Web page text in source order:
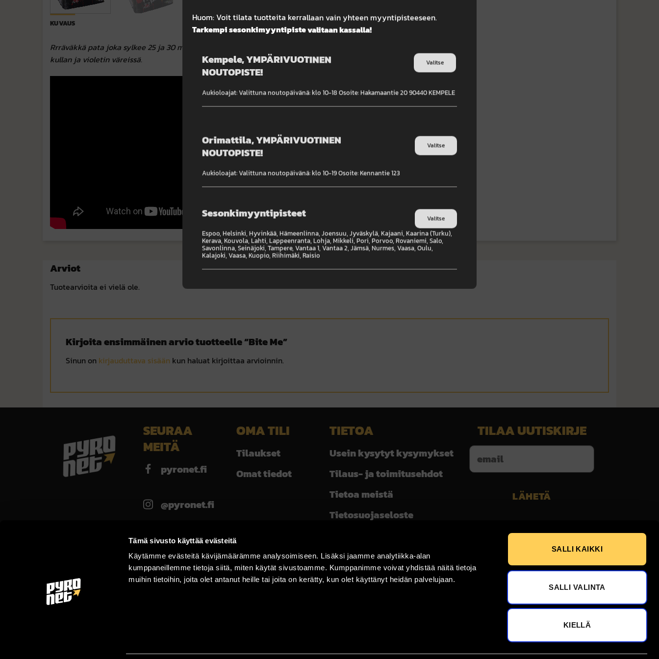
Tämä sivusto käyttää evästeitä
Käytämme evästeitä kävijämäärämme analysoimiseen. Lisäksi jaamme analytiikka-alan
kumppaneillemme tietoja siitä, miten käytät sivustoamme. Kumppanimme voivat yhdistää näitä tietoja
muihin tietoihin, joita olet antanut heille tai joita on kerätty, kun olet käyttänyt heidän palvelujaan.
SALLI KAIKKI
SALLI VALINTA
KIELLÄ
KUVAUS
Rrräväkkä pata joka sylkee 25 ja 30 millistä paukkua taivaalle punaisen,
kullan ja violetin väreissä.
Arviot
Tuotearvioita ei vielä ole.
Kirjoita ensimmäinen arvio tuotteelle “Bite Me”
Sinun on kirjauduttava sisään kun haluat kirjoittaa arvioinnin.
SEURAA
MEITÄ
pyronet.fi
@pyronet.fi
pyronet
pyronet0
OMA TILI
Tilaukset
Omat tiedot
TIETOA
Usein kysytyt kysymykset
Tilaus- ja toimitusehdot
Tietoa meistä
Tietosuojaseloste
(WhatsApp)
0401993999
TILAA UUTISKIRJE
Huom: Voit tilata tuotteita kerrallaan vain yhteen myyntipisteeseen.
Tarkempi sesonkimyyntipiste valitaan kassalla!
Kempele, YMPÄRIVUOTINEN
NOUTOPISTE!
Aukioloajat: Valittuna noutopäivänä: klo 10-18 Osoite: Hakamaantie 20 90440 KEMPELE
Valitse
Orimattila, YMPÄRIVUOTINEN
NOUTOPISTE!
Aukioloajat: Valittuna noutopäivänä: klo 10-19 Osoite: Kennantie 123
Valitse
Sesonkimyyntipisteet
Espoo, Helsinki, Hyvinkää, Hämeenlinna, Joensuu, Jyväskylä, Kajaani, Kaarina (Turku),
Kerava, Kouvola, Lahti, Lappeenranta, Lohja, Mikkeli, Pori, Porvoo, Rovaniemi, Salo,
Savonlinna, Seinäjoki, Tampere, Vantaa 1, Vantaa 2, Jämsä, Nurmes, Vaasa, Oulu,
Kalajoki, Vaasa, Kuopio, Riihimäki, Raisio
Valitse